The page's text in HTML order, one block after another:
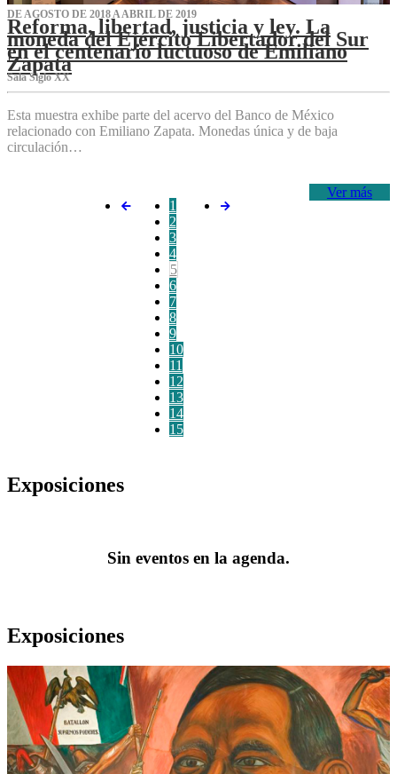
DE AGOSTO DE 2018 A ABRIL DE 2019
Reforma, libertad, justicia y ley. La
moneda del Ejército Libertador del Sur
en el centenario luctuoso de Emiliano
Zapata
Sala Siglo XX
Esta muestra exhibe parte del acervo del Banco de México
relacionado con Emiliano Zapata. Monedas única y de baja
circulación…
Ver más
1
2
3
4
5
6
7
8
9
10
11
12
13
14
15
Exposiciones
Sin eventos en la agenda.
Exposiciones